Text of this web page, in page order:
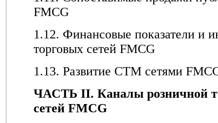
FMCG
1.12. Финансовые показатели и
торговых сетей FMCG
1.13. Развитие СТМ сетями
ЧАСТЬ II. Каналы розничной
сетей FMCG